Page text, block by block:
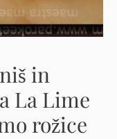
in
La Lime
rožice